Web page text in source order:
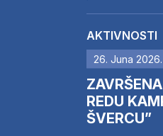
AKTIVNOSTI
26. Juna 2026.
REDU
ŠVERCU”